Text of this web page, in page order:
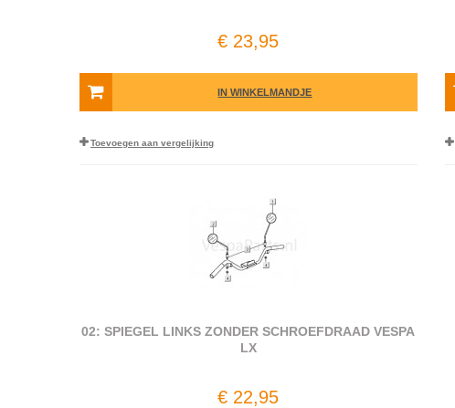
€ 23,95
IN WINKELMANDJE
Toevoegen aan vergelijking
02: SPIEGEL LINKS ZONDER SCHROEFDRAAD VESPA
LX
€ 22,95